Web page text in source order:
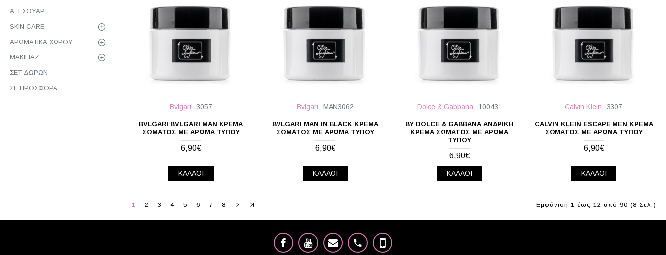
Van Cleef
ΑΞΕΣΟΥΆΡ
SKIN CARE
ΑΡΩΜΑΤΙΚΆ ΧΏΡΟΥ
ΜΑΚΙΓΙΆΖ
ΣΕΤ ΔΏΡΩΝ
ΣΕ ΠΡΟΣΦΟΡΆ
Bvlgari 3057
BVLGARI BVLGARI MAN ΚΡΈΜΑ
ΣΏΜΑΤΟΣ ΜΕ ΆΡΩΜΑ ΤΎΠΟΥ
6,90€
ΚΑΛΆΘΙ
Bvlgari MAN3062
BVLGARI MAN IN BLACK ΚΡΈΜΑ
ΣΏΜΑΤΟΣ ΜΕ ΆΡΩΜΑ ΤΎΠΟΥ
6,90€
ΚΑΛΆΘΙ
Dolce & Gabbana 100431
BY DOLCE & GABBANA ΑΝΔΡΙΚΉ
ΚΡΈΜΑ ΣΏΜΑΤΟΣ ΜΕ ΆΡΩΜΑ
ΤΎΠΟΥ
6,90€
ΚΑΛΆΘΙ
Calvin Klein 3307
CALVIN KLEIN ESCAPE MEN ΚΡΈΜΑ
ΣΏΜΑΤΟΣ ΜΕ ΆΡΩΜΑ ΤΎΠΟΥ
6,90€
ΚΑΛΆΘΙ
1 2 3 4 5 6 7 8 Εμφάνιση 1 έως 12 από 90 (8 Σελ.)